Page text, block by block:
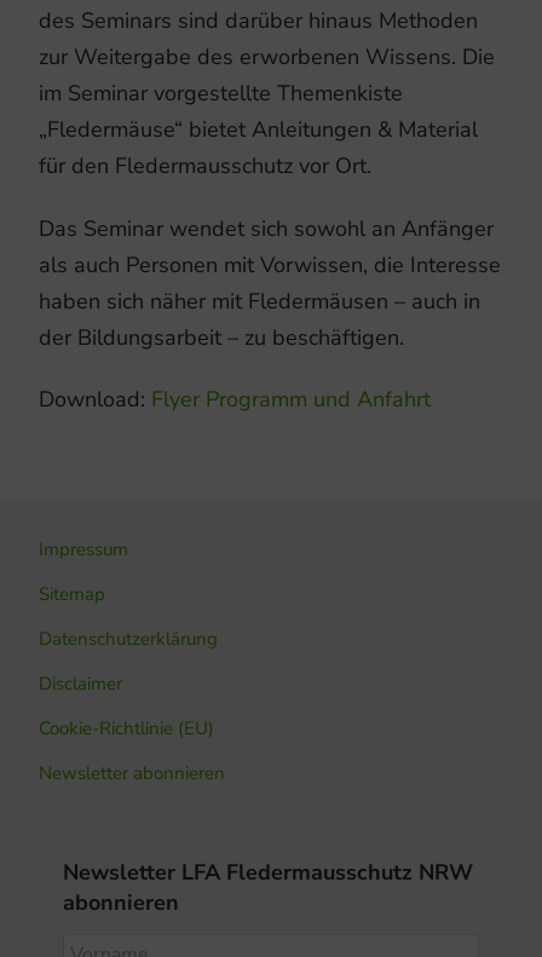
des Seminars sind darüber hinaus Methoden
zur Weitergabe des erworbenen Wissens. Die
im Seminar vorgestellte Themenkiste
„Fledermäuse“ bietet Anleitungen & Material
für den Fledermausschutz vor Ort.
Das Seminar wendet sich sowohl an Anfänger
als auch Personen mit Vorwissen, die Interesse
haben sich näher mit Fledermäusen – auch in
der Bildungsarbeit – zu beschäftigen.
Download: Flyer Programm und Anfahrt
Impressum
Sitemap
Datenschutzerklärung
Disclaimer
Cookie-Richtlinie (EU)
Newsletter abonnieren
Newsletter LFA Fledermausschutz NRW
abonnieren